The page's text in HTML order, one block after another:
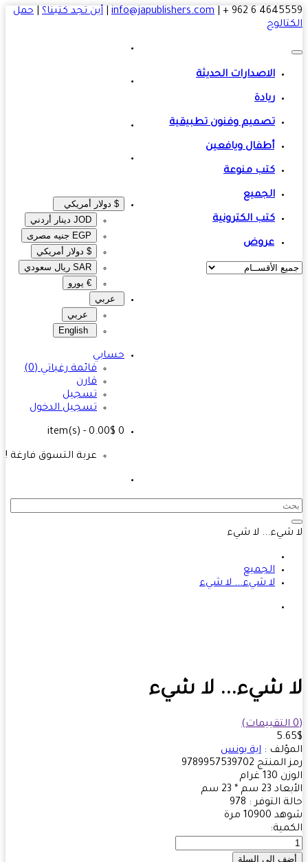
4645559 6
|
info@japublishers.com
|أين تجد كتبنا؟|حمل
$ دولار أمريكي
JOD دينار أردني
EGP جنيه مصرى‎
$ دولار أمريكي
SAR ريال سعودي
€ يورو
عربي
عربي
English
حسابي
قائمة رغباتي (0)
قارن
تسجيل
تسجيل الدخول
item(s)
- 0.00$
عربة التسوق فارغة !
الاصدارات الحديثة
ريادة
تصميم وفنون تطبيقية
أطفال ويافعين
كتب منوعة
الجميع
كتب الكترونية
عروض
شيء... لا شيء
الجميع
لا شيء... لا شيء
شيء... لا شيء
:اية يونس
المنتج9789957539702
130 غرام
23 سم * 23 سم
التوفر : 978
10900 مرة